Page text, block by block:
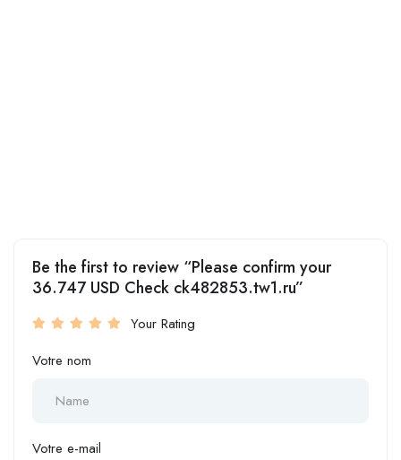
Be the first to review “Please confirm your
36.747 USD Check ck482853.tw1.ru”
Your Rating
Votre nom
Votre e-mail